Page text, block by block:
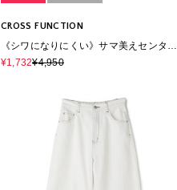
CROSS FUNCTION
《シワになりにくい》サマ美えセンター
プレスストレートパンツ
¥1,732¥4,950